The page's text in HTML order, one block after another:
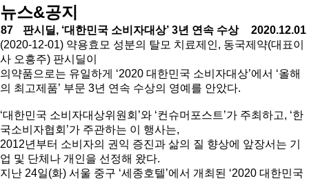
뉴스&공지
87 판시딜, ‘대한민국 소비자대상’ 3년 연속 수상
2020.12.01
(2020-12-01) 약용효모 성분의 탈모 치료제인, 동국제약(대표이
사 오흥주) 판시딜이
의약품으로는 유일하게 ‘2020 대한민국 소비자대상’에서 ‘올해
의 최고제품’ 부문 3년 연속 수상의 영예를 안았다.
‘대한민국 소비자대상위원회’와 ‘컨슈머포스트’가 주최하고, ‘한
국소비자협회’가 주관하는 이 행사는,
2012년부터 소비자의 권익 증진과 삶의 질 향상에 앞장서는 기
업 및 단체나 개인을 선정해 왔다.
지난 24일(화) 서울 중구 ‘세종호텔’에서 개최된 ‘2020 대한민국